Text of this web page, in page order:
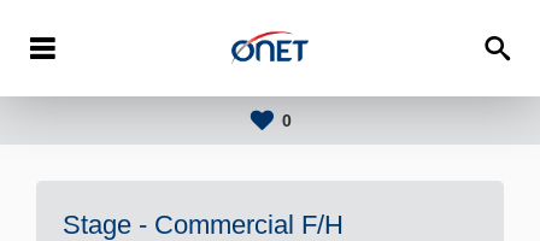
0
Stage - Commercial F/H